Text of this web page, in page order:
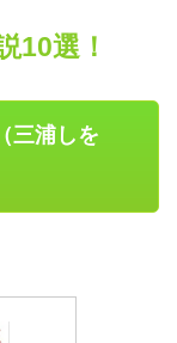
10選！
三浦しを